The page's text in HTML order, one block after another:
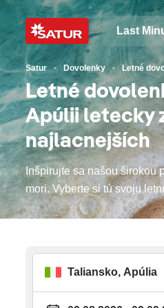
Last
Satur Dovolenky Letné
Letné
Apúlii letecky
najlacnejších
Inšpirujte sa našou širokou
mori. Vyberte si tú svoju
jednej z top európskych
alebo radšej krásny
mora v Egypte či hit